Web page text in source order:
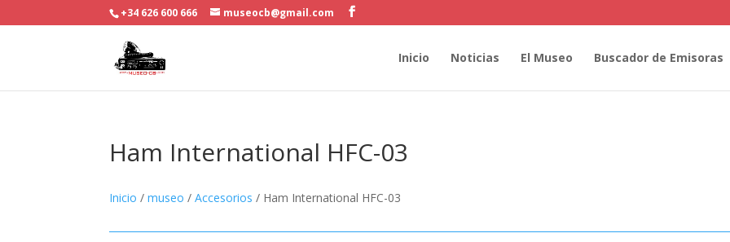
+34 626 600 666 museocb@gmail.com
Inicio Noticias El Museo Buscador de Emisoras
Ham International HFC-03
Inicio /museo /Accesorios / Ham International HFC-03